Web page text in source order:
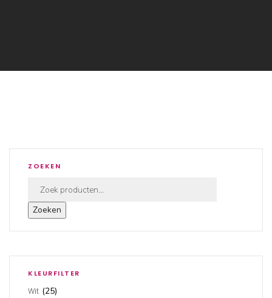
ZOEKEN
Zoeken
KLEURFILTER
Wit (25)